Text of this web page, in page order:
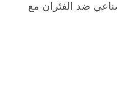
ضد الفئران مع